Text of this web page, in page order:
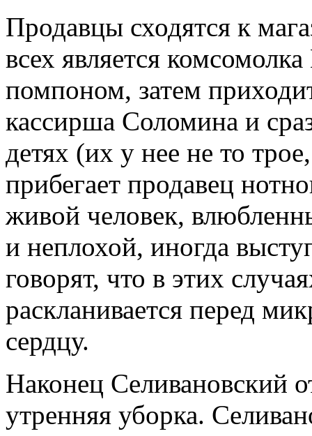
Продавцы сходятся к
всех является
помпоном, затем
кассирша Соломина и
детях (их у нее не то
прибегает продавец
живой человек,
и неплохой, иногда
говорят, что в этих
раскланивается перед
сердцу.
Наконец Селивановский
утренняя уборка.